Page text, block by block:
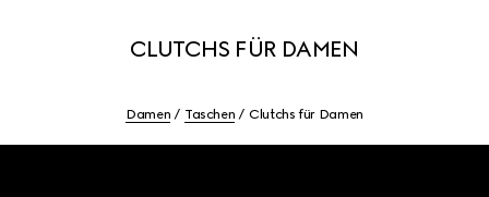
CLUTCHS FÜR DAMEN
Damen Taschen Clutchs für Damen